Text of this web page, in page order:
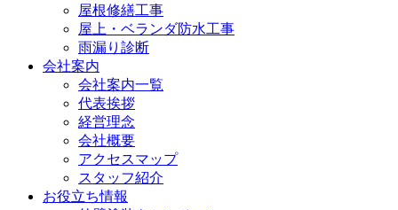
屋根修繕工事
屋上・ベランダ防水工事
雨漏り診断
会社案内
会社案内一覧
代表挨拶
経営理念
会社概要
アクセスマップ
スタッフ紹介
お役立ち情報